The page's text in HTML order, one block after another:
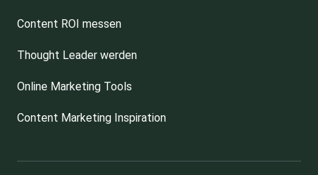
Content ROI messen
Thought Leader werden
Online Marketing Tools
Content Marketing Inspiration